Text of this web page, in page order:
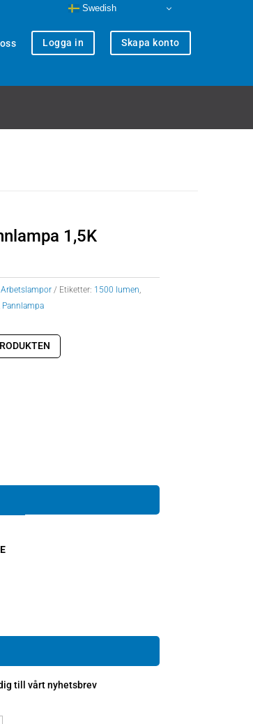
Logga in Skapa konto
1,5K
Arbetslampor Etiketter: 1500 lumen,
Pannlampa
till vårt nyhetsbrev
Swedish